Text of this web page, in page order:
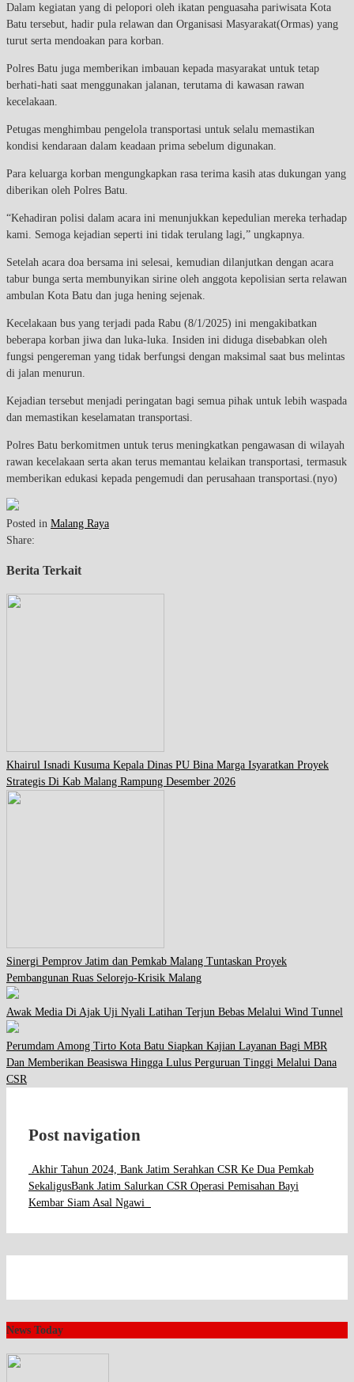
Dalam kegiatan yang di pelopori oleh ikatan penguasaha pariwisata Kota
Batu tersebut, hadir pula relawan dan Organisasi Masyarakat(Ormas) yang
turut serta mendoakan para korban.
Polres Batu juga memberikan imbauan kepada masyarakat untuk tetap
berhati-hati saat menggunakan jalanan, terutama di kawasan rawan
kecelakaan.
Petugas menghimbau pengelola transportasi untuk selalu memastikan
kondisi kendaraan dalam keadaan prima sebelum digunakan.
Para keluarga korban mengungkapkan rasa terima kasih atas dukungan yang
diberikan oleh Polres Batu.
“Kehadiran polisi dalam acara ini menunjukkan kepedulian mereka terhadap
kami. Semoga kejadian seperti ini tidak terulang lagi,” ungkapnya.
Setelah acara doa bersama ini selesai, kemudian dilanjutkan dengan acara
tabur bunga serta membunyikan sirine oleh anggota kepolisian serta relawan
ambulan Kota Batu dan juga hening sejenak.
Kecelakaan bus yang terjadi pada Rabu (8/1/2025) ini mengakibatkan
beberapa korban jiwa dan luka-luka. Insiden ini diduga disebabkan oleh
fungsi pengereman yang tidak berfungsi dengan maksimal saat bus melintas
di jalan menurun.
Kejadian tersebut menjadi peringatan bagi semua pihak untuk lebih waspada
dan memastikan keselamatan transportasi.
Polres Batu berkomitmen untuk terus meningkatkan pengawasan di wilayah
rawan kecelakaan serta akan terus memantau kelaikan transportasi, termasuk
memberikan edukasi kepada pengemudi dan perusahaan transportasi.(nyo)
Posted in Malang Raya
Share:
Berita Terkait
Khairul Isnadi Kusuma Kepala Dinas PU Bina Marga Isyaratkan Proyek
Strategis Di Kab Malang Rampung Desember 2026
Sinergi Pemprov Jatim dan Pemkab Malang Tuntaskan Proyek
Pembangunan Ruas Selorejo-Krisik Malang
Awak Media Di Ajak Uji Nyali Latihan Terjun Bebas Melalui Wind Tunnel
Perumdam Among Tirto Kota Batu Siapkan Kajian Layanan Bagi MBR
Dan Memberikan Beasiswa Hingga Lulus Perguruan Tinggi Melalui Dana
CSR
Post navigation
Akhir Tahun 2024, Bank Jatim Serahkan CSR Ke Dua Pemkab
SekaligusBank Jatim Salurkan CSR Operasi Pemisahan Bayi
Kembar Siam Asal Ngawi
News Today